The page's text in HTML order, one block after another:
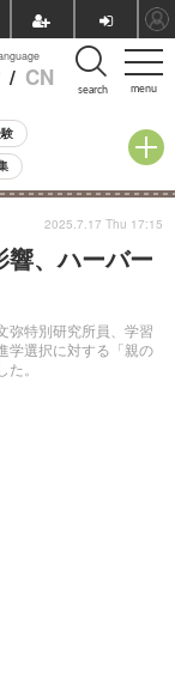
menu
/ CN search
校受験
事響、ハーバー
弥特別研究所員、学習
学選択に対する「親の
。
2025.7.17 Thu 17:15